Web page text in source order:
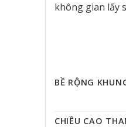
không gian lấy
BỀ RỘNG
CHIỀU CAO